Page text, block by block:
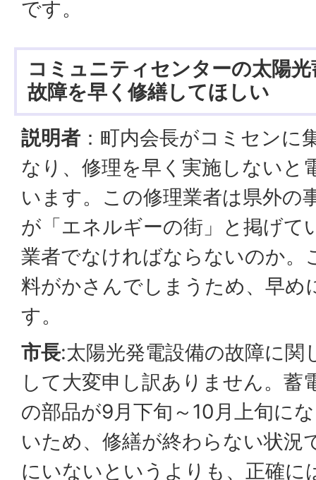
です。
コミュニティセンターの太陽
故障を早く修繕してほしい
説明者 ：町内会長がコミセンに
なり、修理を早く実施しないと
います。この修理業者は県外の
が「エネルギーの街」と掲げて
業者でなければならないのか。
料がかさんでしまうため、早め
す。
市長:太陽光発電設備の故障に
して大変申し訳ありません。蓄
の部品が9月下旬～10月上旬に
いため、修繕が終わらない状況
にいないというよりも、正確に